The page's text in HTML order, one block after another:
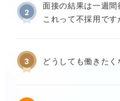
2
面接の結果は一週間
これって不採用です
3 どうしても働きた